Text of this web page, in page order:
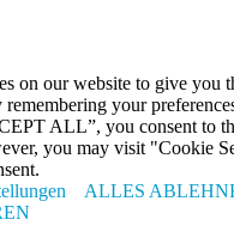
on our website to give you
remembering your
ALL”, you consent to
you may visit "Cookie
ALLES